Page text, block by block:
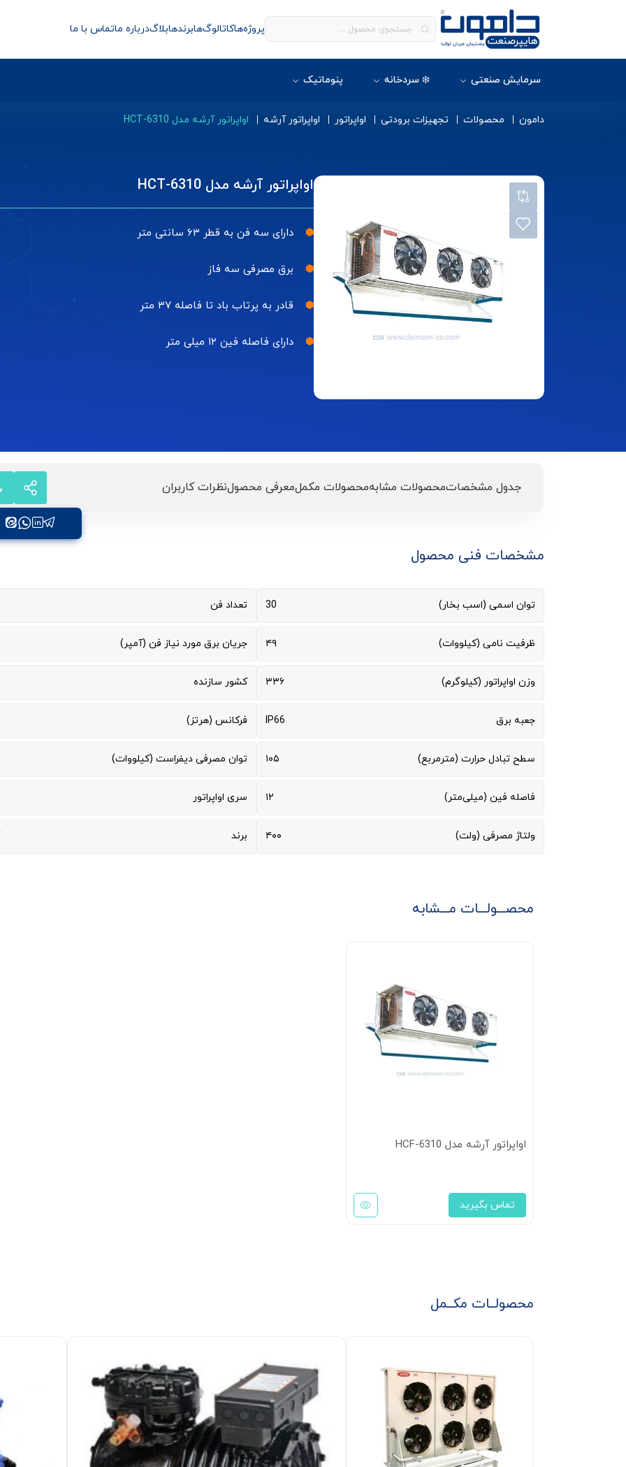
پروژه‌هاکاتالوگ‌هابرندهابلاگدرباره ماتماس با ما
سرمایش صنعتی ❄️ سردخانه پنوماتیک
دامون محصولات تجهیزات برودتی اواپراتور اواپراتور آرشه اواپراتور آرشه مدل HCT-6310
اواپراتور آرشه مدل HCT-6310
دارای سه فن به قطر ۶۳ سانتی متر
برق مصرفی سه فاز
قادر به پرتاب باد تا فاصله ۳۷ متر
دارای فاصله فین ۱۲ میلی متر
جدول مشخصاتمحصولات مشابهمحصولات مکملمعرفی محصولنظرات کاربران
مشخصات فنی محصول
توان اسمی (اسب بخار) 30
ظرفیت نامی (کیلووات) ۴۹
وزن اواپراتور (کیلوگرم) ۳۳۶
جعبه برق IP66
سطح تبادل حرارت (مترمربع) ۱۰۵
فاصله فین (میلی‌متر) ۱۲
ولتاژ مصرفی (ولت) ۴۰۰
تعداد فن
جریان برق مورد نیاز فن (آمپر)
کشور سازنده
فرکانس (هرتز)
توان مصرفی دیفراست (کیلووات)
سری اواپراتور
برند
محصـــولـــات مـــشابه
اواپراتور آرشه مدل HCF-6310
تماس بگیرید
محصولــات مکــمل